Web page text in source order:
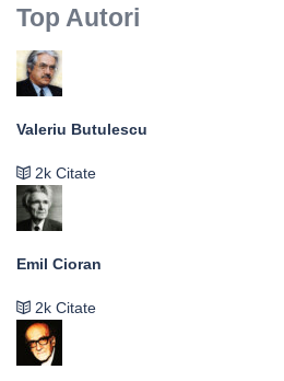
Top Autori
Valeriu Butulescu
2k Citate
Emil Cioran
2k Citate